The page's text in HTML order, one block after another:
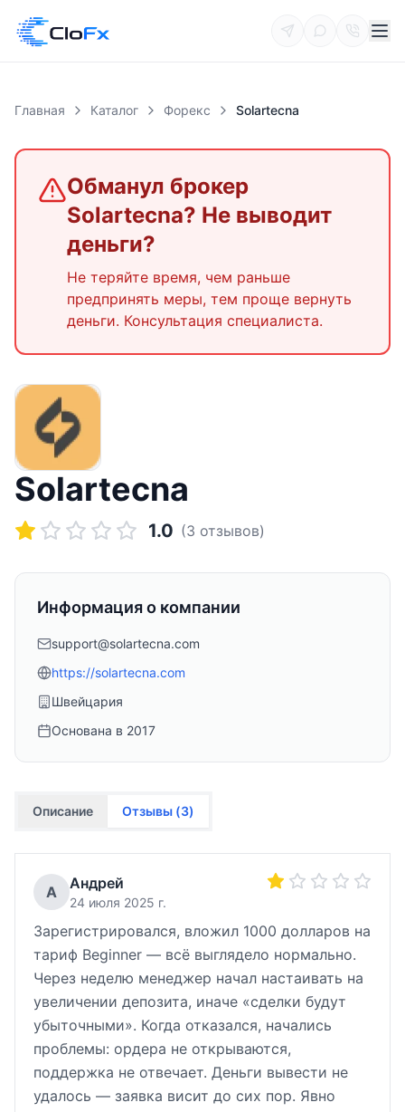
Главная Каталог Форекс Solartecna
Обманул брокер
Solartecna? Не выводит
деньги?
Не теряйте время, чем раньше
предпринять меры, тем проще вернуть
деньги. Консультация специалиста.
Solartecna
1.0 (3 отзывов)
Информация о компании
support@solartecna.com
https://solartecna.com
Швейцария
Основана в 2017
Описание Отзывы (3)
А Андрей
24 июля 2025 г.
Зарегистрировался, вложил 1000 долларов на
тариф Beginner — всё выглядело нормально.
Через неделю менеджер начал настаивать на
увеличении депозита, иначе «сделки будут
убыточными». Когда отказался, начались
проблемы: ордера не открываются,
поддержка не отвечает. Деньги вывести не
удалось — заявка висит до сих пор. Явно